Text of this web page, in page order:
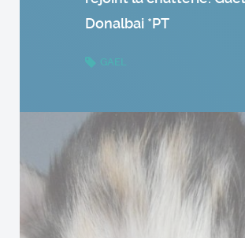
Donalbai *PT
GAEL